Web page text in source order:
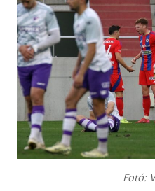
Fotó: